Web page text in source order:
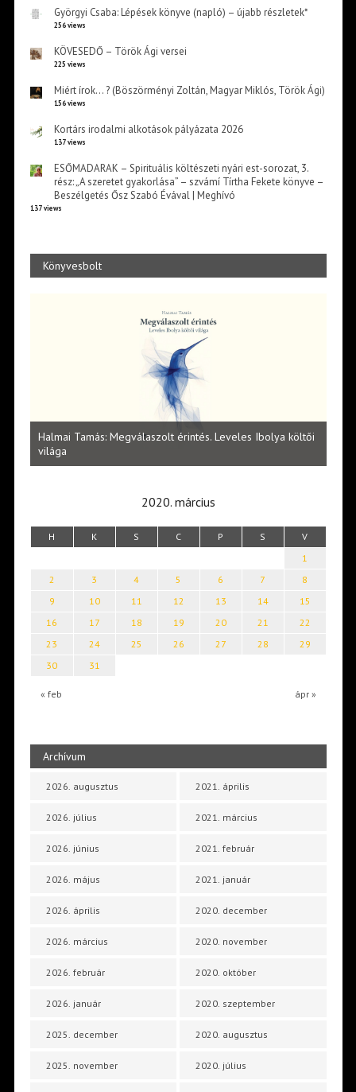
Györgyi Csaba: Lépések könyve (napló) – újabb részletek*
256 views
KÖVESEDŐ – Török Ági versei
225 views
Miért írok… ? (Böszörményi Zoltán, Magyar Miklós, Török Ági)
156 views
Kortárs irodalmi alkotások pályázata 2026
137 views
ESŐMADARAK – Spirituális költészeti nyári est-sorozat, 3.
rész: „A szeretet gyakorlása” – szvámí Tírtha Fekete könyve –
Beszélgetés Ősz Szabó Évával | Meghívó
137 views
Könyvesbolt
Halmai Tamás: Megválaszolt érintés. Leveles Ibolya költői
világa
2020. március
H K S C P S V
« feb ápr »
1
2
3 4 5 6 7
8
9
10 11 12 13 14
15
16
17 18 19 20 21
22
23
24 25 26 27 28
29
30
31
Archívum
2026. augusztus
2026. július
2026. június
2026. május
2026. április
2026. március
2026. február
2026. január
2025. december
2025. november
2021. április
2021. március
2021. február
2021. január
2020. december
2020. november
2020. október
2020. szeptember
2020. augusztus
2020. július